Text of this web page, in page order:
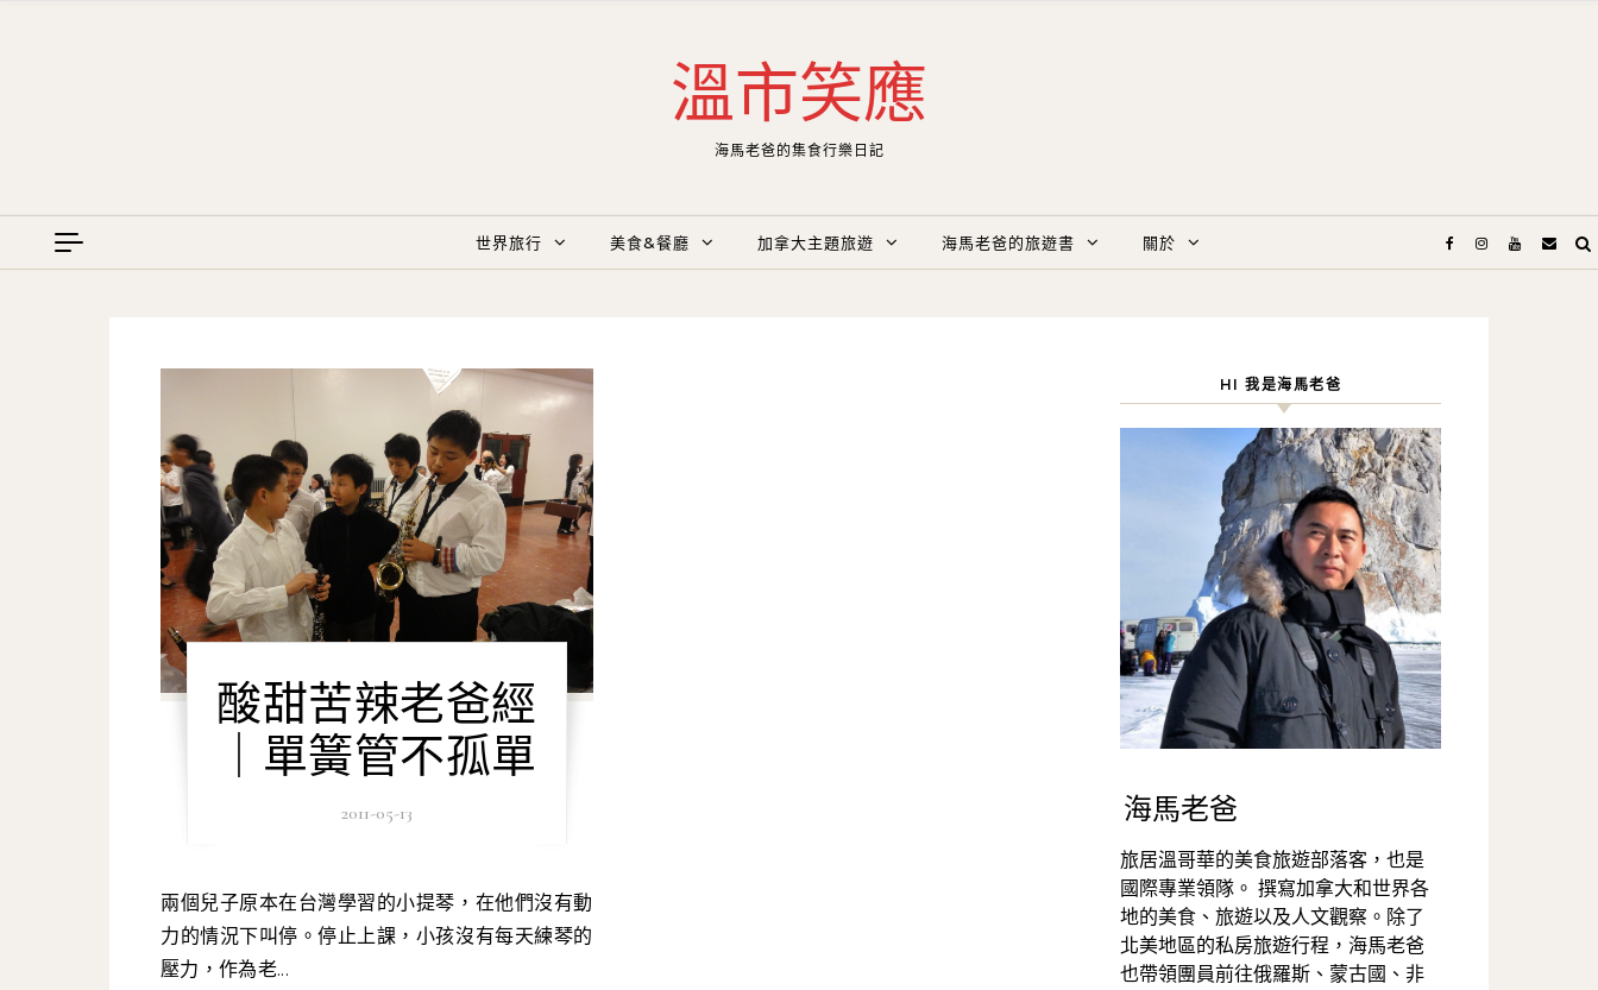
溫市笑應
海馬老爸的集食行樂日記
世界旅行 美食&餐廳 加拿大主題旅遊 海馬老爸的旅遊書 關於
酸甜苦辣老爸經
｜單簧管不孤單
2011-05-13
兩個兒子原本在台灣學習的小提琴，在他們沒有動
力的情況下叫停。停止上課，小孩沒有每天練琴的
壓力，作為老...
HI 我是海馬老爸
海馬老爸
旅居溫哥華的美食旅遊部落客，也是
國際專業領隊。 撰寫加拿大和世界各
地的美食、旅遊以及人文觀察。除了
北美地區的私房旅遊行程，海馬老爸
也帶領團員前往俄羅斯、蒙古國、非